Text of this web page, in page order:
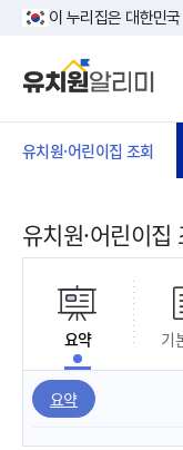
이 누리집은 대한민
유치원·어린이집 조회
유치원·어린이집
요약 기
요약